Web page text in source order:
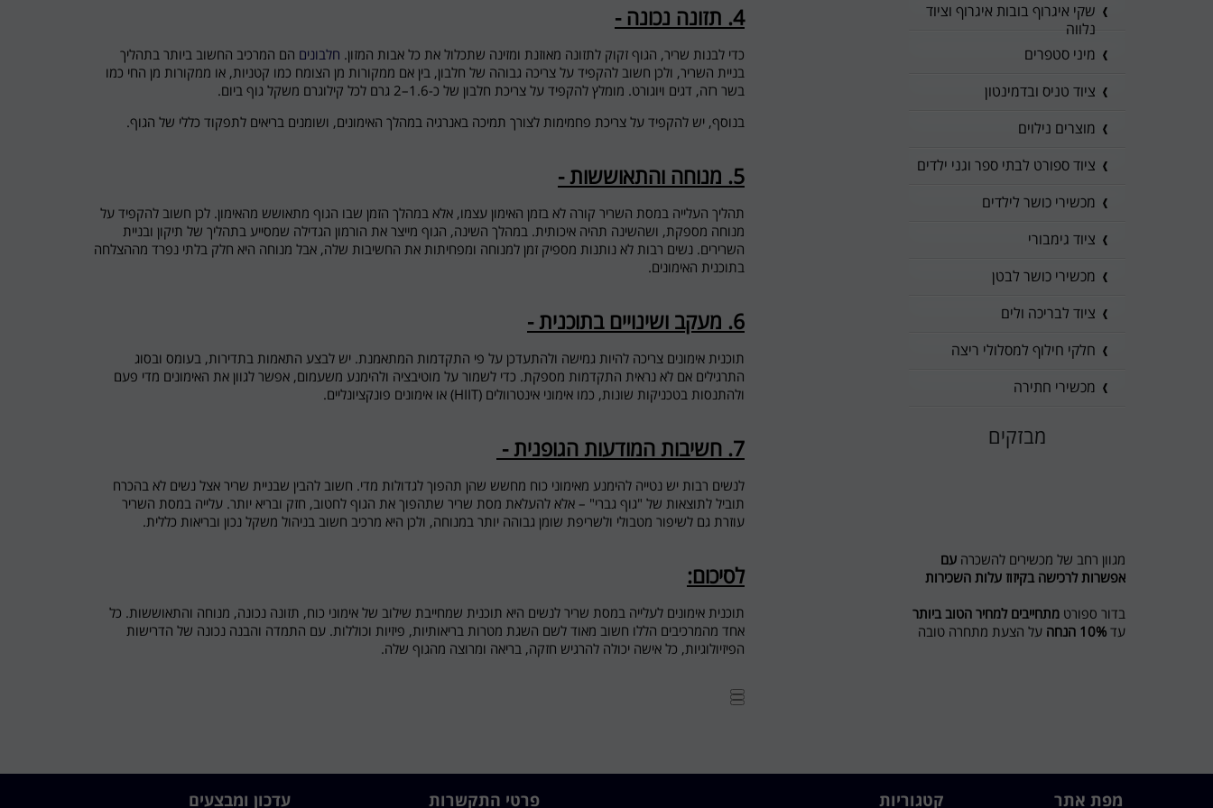
4. תזונה נכונה -
כדי לבנות שריר, הגוף זקוק לתזונה מאוזנת ומזינה שתכלול את כל אבות המזון. חלבונים הם המרכיב החשוב ביותר בתהליך
בניית השריר, ולכן חשוב להקפיד על צריכה גבוהה של חלבון, בין אם ממקורות מן הצומח כמו קטניות, או ממקורות מן החי כמו
בשר רזה, דגים ויוגורט. מומלץ להקפיד על צריכת חלבון של כ-1.6–2 גרם לכל קילוגרם משקל גוף ביום.
בנוסף, יש להקפיד על צריכת פחמימות לצורך תמיכה באנרגיה במהלך האימונים, ושומנים בריאים לתפקוד כללי של הגוף.
5. מנוחה והתאוששות -
תהליך העלייה במסת השריר קורה לא בזמן האימון עצמו, אלא במהלך הזמן שבו הגוף מתאושש מהאימון. לכן חשוב להקפיד על
מנוחה מספקת, ושהשינה תהיה איכותית. במהלך השינה, הגוף מייצר את הורמון הגדילה שמסייע בתהליך של תיקון ובניית
השרירים. נשים רבות לא נותנות מספיק זמן למנוחה ומפחיתות את החשיבות שלה, אבל מנוחה היא חלק בלתי נפרד מההצלחה
בתוכנית האימונים.
6. מעקב ושינויים בתוכנית -
תוכנית אימונים צריכה להיות גמישה ולהתעדכן על פי התקדמות המתאמנת. יש לבצע התאמות בתדירות, בעומס ובסוג
התרגילים אם לא נראית התקדמות מספקת. כדי לשמור על מוטיבציה ולהימנע משעמום, אפשר לגוון את האימונים מדי פעם
ולהתנסות בטכניקות שונות, כמו אימוני אינטרוולים (HIIT) או אימונים פונקציונליים.
7. חשיבות המודעות הגופנית -
לנשים רבות יש נטייה להימנע מאימוני כוח מחשש שהן תהפוך לגדולות מדי. חשוב להבין שבניית שריר אצל נשים לא בהכרח
תוביל לתוצאות של "גוף גברי" – אלא להעלאת מסת שריר שתהפוך את הגוף לחטוב, חזק ובריא יותר. עלייה במסת השריר
עוזרת גם לשיפור מטבולי ולשריפת שומן גבוהה יותר במנוחה, ולכן היא מרכיב חשוב בניהול משקל נכון ובריאות כללית.
לסיכום:
תוכנית אימונים לעלייה במסת שריר לנשים היא תוכנית שמחייבת שילוב של אימוני כוח, תזונה נכונה, מנוחה והתאוששות. כל
אחד מהמרכיבים הללו חשוב מאוד לשם השגת מטרות בריאותיות, פיזיות וכוללות. עם התמדה והבנה נכונה של הדרישות
הפיזיולוגיות, כל אישה יכולה להרגיש חזקה, בריאה ומרוצה מהגוף שלה.
שקי איגרוף בובות איגרוף וציוד
נלווה
מיני סטפרים
ציוד טניס ובדמינטון
מוצרים נילוים
ציוד ספורט לבתי ספר וגני ילדים
מכשירי כושר לילדים
ציוד גימבורי
מכשירי כושר לבטן
ציוד לבריכה ולים
חלקי חילוף למסלולי ריצה
מכשירי חתירה
מבזקים
מגוון רחב של מכשירים להשכרה עם
אפשרות לרכישה בקיזוז עלות השכירות
בדור ספורט מתחייבים למחיר הטוב ביותר
עד
על הצעת מתחרה טובה
מפת אתר קטגוריות פרטי התקשרות עדכון ומבצעים